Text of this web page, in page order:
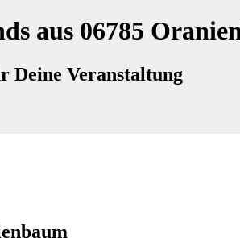
aus 06785
Deine Veranstaltung